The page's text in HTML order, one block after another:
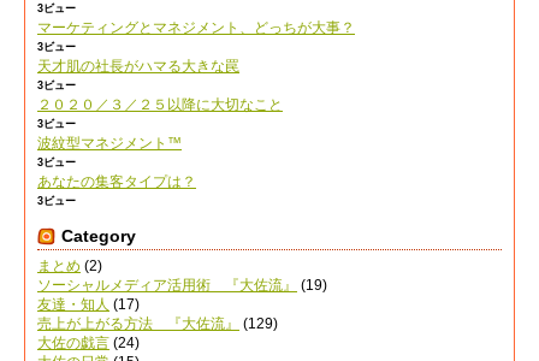
3ビュー
マーケティングとマネジメント、どっちが大事？
3ビュー
天才肌の社長がハマる大きな罠
3ビュー
２０２０／３／２５以降に大切なこと
3ビュー
波紋型マネジメント™
3ビュー
あなたの集客タイプは？
3ビュー
Category
まとめ (2)
ソーシャルメディア活用術 『大佐流』
(19)
友達・知人 (17)
売上が上がる方法 『大佐流』
(129)
大佐の戯言 (24)